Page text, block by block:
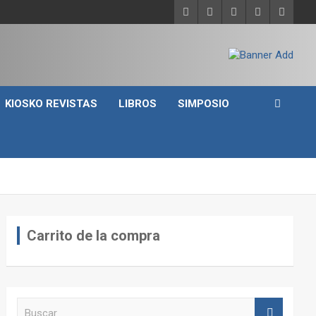
KIOSKO REVISTAS LIBROS SIMPOSIO
Carrito de la compra